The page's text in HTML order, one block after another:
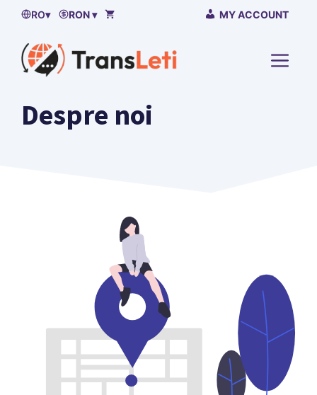
continut
RO▾ RON ▾ MY ACCOUNT
Despre noi